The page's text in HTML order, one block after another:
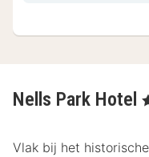
Nells Park Hotel ,
Vlak bij het